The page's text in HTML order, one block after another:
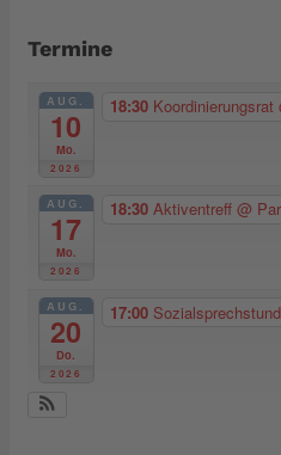
Termine
AUG.
10
Mo.
2026
18:30 Koordinierungsrat
AUG.
17
Mo.
2026
18:30 Aktiventreff @
AUG.
20
Do.
2026
17:00